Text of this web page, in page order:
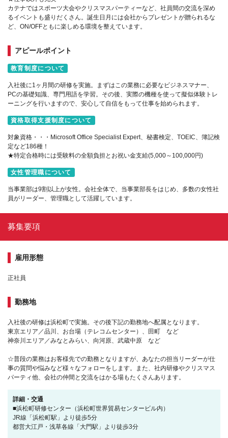
カテナではスポーツ大会やクリスマスパーティーなど、社員間の交流を深め
るイベントも盛りだくさん。誕生日月には会社からプレゼントが贈られるな
ど、ON/OFFともに楽しめる環境を整えています。
アピールポイント
教育制度について
入社後に1ヶ月間の研修を実施。まずはこの業務に必要なビジネスマナー、
PCの基礎知識、専門用語を学習。その後、実際の機種を使って擬似体験トレ
ーニングを行いますので、安心して自信をもって仕事を始められます。
資格取得支援制度について
対象資格・・・Microsoft Office Specialist Expert、秘書検定、TOEIC、簿記検
定など186種！
★特定合格時には受験料の全額負担とお祝い金支給(5,000～100,000円)
女性管理職について
当事業部は9割以上が女性。会社全体で、当事業部長をはじめ、多数の女性社
員がリーダー、管理職として活躍しています。
募集要項
雇用形態
正社員
勤務地
入社後の研修は浜松町で実施。その後下記の勤務地へ配属となります。
東京エリア／品川、お台場（テレコムセンター）、田町 など
神奈川エリア／みなとみらい、向河原、武蔵中原 など
☆普段の業務はお客様先での勤務となりますが、あなたの担当リーダーが仕
事の質問や悩みなど様々なフォローをします。また、社内研修やクリスマス
パーティ他、会社の仲間と交流をはかる場もたくさんあります。
詳細・交通
■浜松町研修センター（浜松町世界貿易センタービル内）
JR線「浜松町駅」より徒歩5分
都営大江戸・浅草各線「大門駅」より徒歩3分